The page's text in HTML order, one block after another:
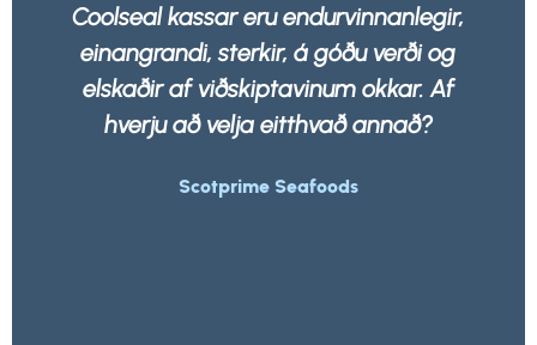
Okkur líður betur að vita að allar
okkar eru ekki aðeins sterkar og sterkar
heldur 100% endurvinnanlegar af hvaða
úrgangsfyrirtæki sem er.
Morrisons